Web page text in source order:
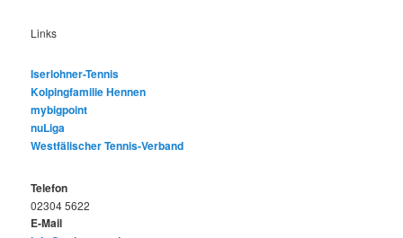
Links
Iserlohner-Tennis
Kolpingfamilie Hennen
mybigpoint
nuLiga
Westfälischer Tennis-Verband
Telefon
02304 5622
E-Mail